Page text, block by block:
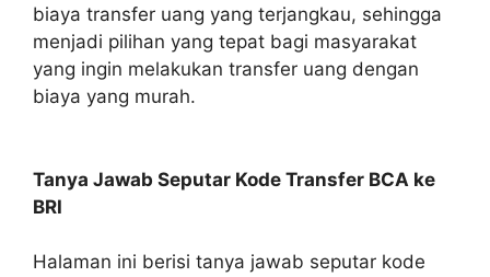
biaya transfer uang yang terjangkau, sehingga
menjadi pilihan yang tepat bagi masyarakat
yang ingin melakukan transfer uang dengan
biaya yang murah.
Tanya Jawab Seputar Kode Transfer BCA ke
BRI
Halaman ini berisi tanya jawab seputar kode